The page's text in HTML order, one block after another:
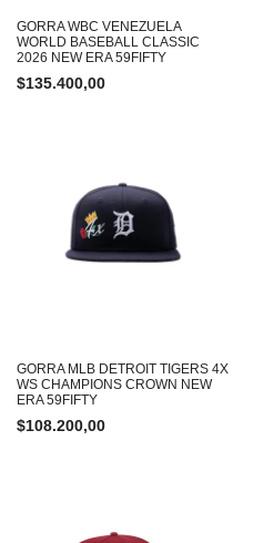
GORRA WBC VENEZUELA
WORLD BASEBALL CLASSIC
2026 NEW ERA 59FIFTY
$135.400,00
GORRA MLB DETROIT TIGERS 4X
WS CHAMPIONS CROWN NEW
ERA 59FIFTY
$108.200,00